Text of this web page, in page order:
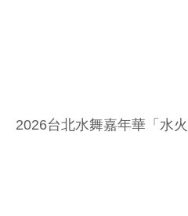
2026台北水舞嘉年華「水